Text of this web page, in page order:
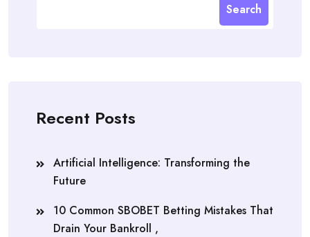
Search
Recent Posts
Artificial Intelligence: Transforming the
Future
10 Common SBOBET Betting Mistakes That
Drain Your Bankroll ,